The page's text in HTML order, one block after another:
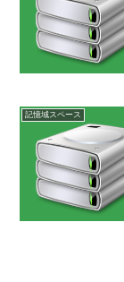
記憶域スペース